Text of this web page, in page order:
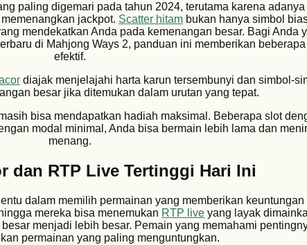
paling digemari pada tahun 2024, terutama karena
jackpot. Scatter hitambukan hanya simbol
mendekatkan Anda pada kemenangan besar. Bagi Anda
di Mahjong Ways 2, panduan ini memberikan
efektif.
diajak menjelajahi harta karun tersembunyi dan simbol-
besar jika ditemukan dalam urutan yang tepat.
bisa mendapatkan hadiah maksimal. Beberapa slot
modal minimal, Anda bisa bermain lebih lama dan
menang.
dan RTP Live Tertinggi Hari Ini
dalam memilih permainan yang memberikan
mereka bisa menemukan RTP live yang layak
menjadi lebih besar. Pemain yang memahami
permainan yang paling menguntungkan.